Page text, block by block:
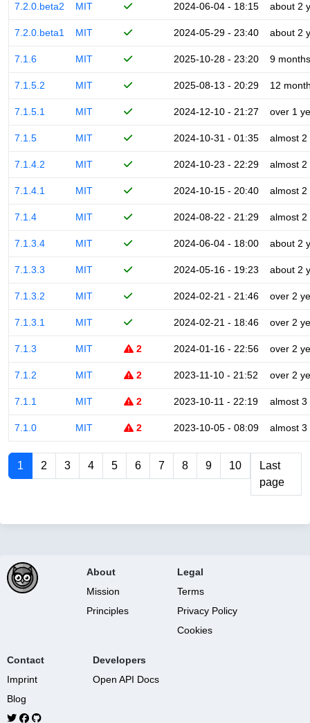
7.2.0.beta2 MIT 2024-06-04 - 18:15 about 2
7.2.0.beta1 MIT 2024-05-29 - 23:40 about 2
7.1.6 MIT 2025-10-28 - 23:20 9 months
7.1.5.2 MIT 2025-08-13 - 20:29 12
7.1.5.1 MIT 2024-12-10 - 21:27 over 1
7.1.5 MIT 2024-10-31 - 01:35 almost 2
7.1.4.2 MIT 2024-10-23 - 22:29 almost 2
7.1.4.1 MIT 2024-10-15 - 20:40 almost 2
7.1.4 MIT 2024-08-22 - 21:29 almost 2
7.1.3.4 MIT 2024-06-04 - 18:00 about 2
7.1.3.3 MIT 2024-05-16 - 19:23 about 2
7.1.3.2 MIT 2024-02-21 - 21:46 over 2
7.1.3.1 MIT 2024-02-21 - 18:46 over 2
7.1.3 MIT 2 2024-01-16 - 22:56 over 2
7.1.2 MIT 2 2023-11-10 - 21:52 over 2
7.1.1 MIT 2 2023-10-11 - 22:19 almost 3
7.1.0 MIT 2 2023-10-05 - 08:09 almost 3
1 2 3 4 5 6 7 8 9 10
Last
page
About
Mission
Principles
Legal
Terms
Privacy Policy
Cookies
Contact
Imprint
Blog
Developers
Open API Docs